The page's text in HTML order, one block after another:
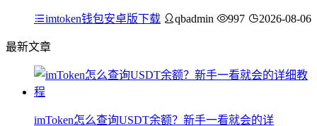
imtoken钱包安卓版下载 qbadmin 997 2026-08-06
最新文章
imToken怎么查询USDT余额？新手一看就会的详